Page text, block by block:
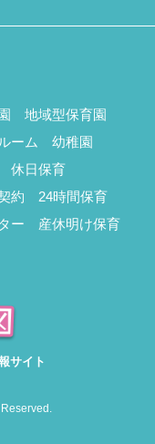
地域型保育園
ーム
幼稚園
休日保育
約
24時間保育
ー 産休明け保育
サイト